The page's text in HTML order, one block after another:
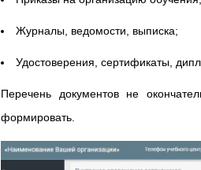
Журналы, ведомости, выписка;
Удостоверения, сертификаты,
Перечень документов не
формировать.